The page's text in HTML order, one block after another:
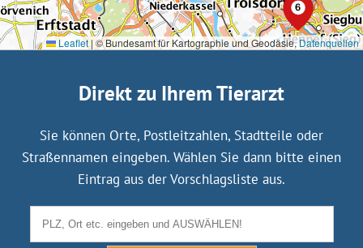
Leaflet|© Bundesamt für Kartographie und Geodäsie,Datenquellen
Direkt zu Ihrem Tierarzt
Sie können Orte, Postleitzahlen, Stadtteile oder
Straßennamen eingeben. Wählen Sie dann bitte einen
Eintrag aus der Vorschlagsliste aus.